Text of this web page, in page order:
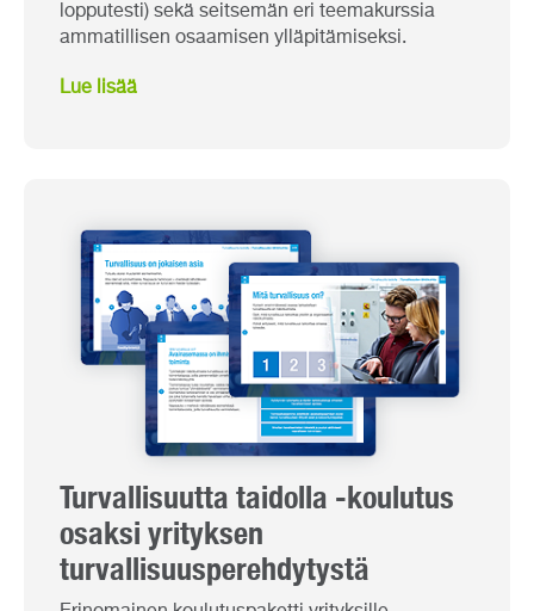
lopputesti) sekä seitsemän eri teemakurssia
ammatillisen osaamisen ylläpitämiseksi.
Lue lisää
Turvallisuutta taidolla -koulutus
osaksi yrityksen
turvallisuusperehdytystä